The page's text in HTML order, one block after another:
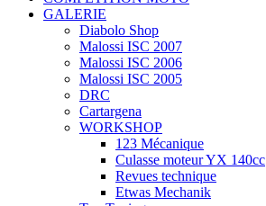
GALERIE
Diabolo Shop
Malossi ISC 2007
Malossi ISC 2006
Malossi ISC 2005
DRC
Cartargena
WORKSHOP
123 Mécanique
Culasse moteur YX 140cc
Revues technique
Etwas Mechanik